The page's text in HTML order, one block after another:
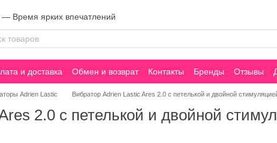
— Время ярких впечатлений
и доставка Обмен и возврат Контакты Бренды Отзывы
Adrien Lastic Вибратор Adrien Lastic Ares 2.0 с петелькой и двойной
2.0 с петелькой и двойной